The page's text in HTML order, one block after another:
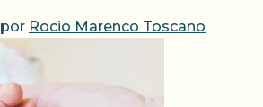
por Rocio Marenco Toscano